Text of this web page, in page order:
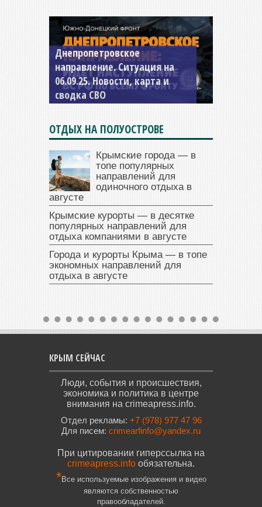
Константиновское
направление. Ситуация на
04.09.25 Новости, карта и
сводка СВО
ОТДЫХ НА ПОЛУОСТРОВЕ
Крымские города — в
топе популярных
направлений для
одиночного отдыха в
августе
Крымские курорты — в десятке
популярных направлений для
отдыха компаниями в августе
Города и курорты Крыма — в топе
экономных направлений для
отдыха в августе
КРЫМ СЕЙЧАС
Люди, события и происшествия,
экономика и политика в центре
внимания на crimeapress.info.
Отдел рекламы: +7 (978) 977 47 96
Для писем: crimearfinfo@yandex.ru
При цитировании гиперссылка на
crimeapress.info обязательна.
*Все используемые изображения и видео
являются собственностью
правообладателей.